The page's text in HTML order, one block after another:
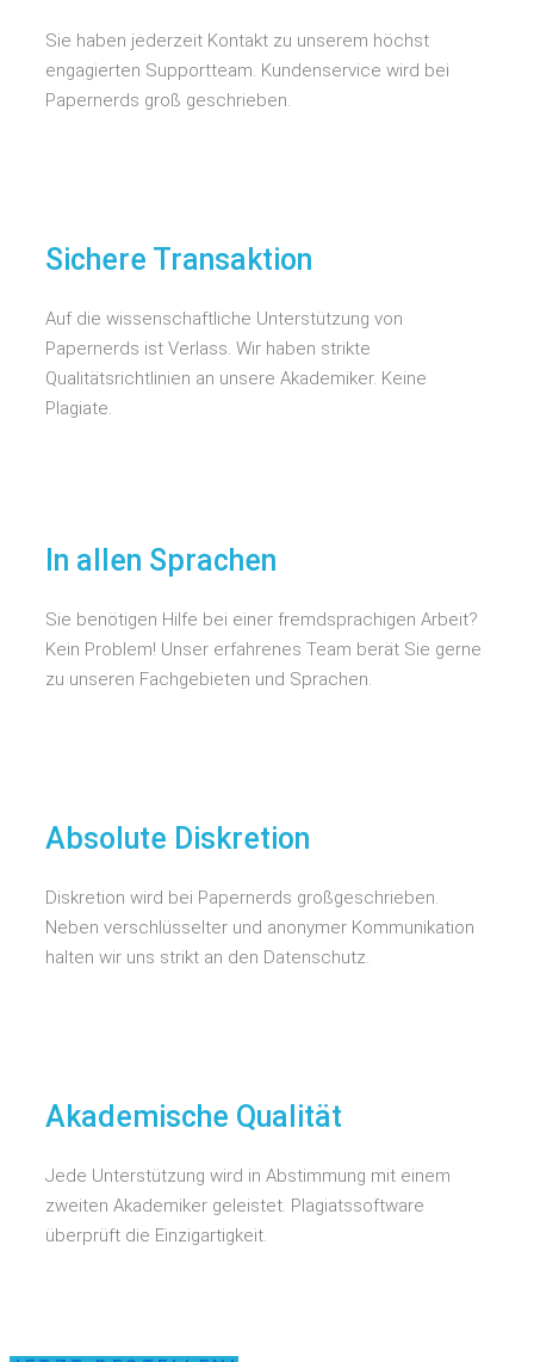
Sie haben jederzeit Kontakt zu unserem höchst
engagierten Supportteam. Kundenservice wird bei
Papernerds groß geschrieben.
Sichere Transaktion
Auf die wissenschaftliche Unterstützung von
Papernerds ist Verlass. Wir haben strikte
Qualitätsrichtlinien an unsere Akademiker. Keine
Plagiate.
In allen Sprachen
Sie benötigen Hilfe bei einer fremdsprachigen Arbeit?
Kein Problem! Unser erfahrenes Team berät Sie gerne
zu unseren Fachgebieten und Sprachen.
Absolute Diskretion
Diskretion wird bei Papernerds großgeschrieben.
Neben verschlüsselter und anonymer Kommunikation
halten wir uns strikt an den Datenschutz.
Akademische Qualität
Jede Unterstützung wird in Abstimmung mit einem
zweiten Akademiker geleistet. Plagiatssoftware
überprüft die Einzigartigkeit.